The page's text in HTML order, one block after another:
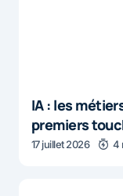
IA : les
premiers
17 juillet 2026 4